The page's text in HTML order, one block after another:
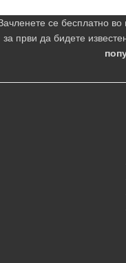
се бесплатно во
за први да бидете